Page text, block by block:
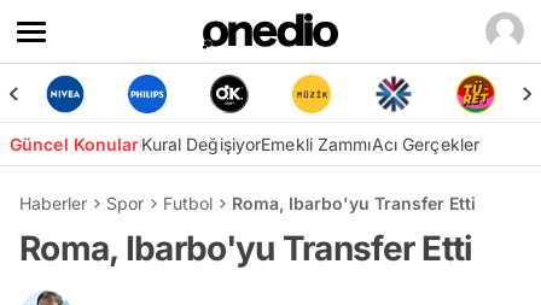
Güncel KonularKural DeğişiyorEmekli ZammıAcı Gerçekler
Haberler Spor Futbol Roma, Ibarbo'yu Transfer Etti
Roma, Ibarbo'yu Transfer Etti